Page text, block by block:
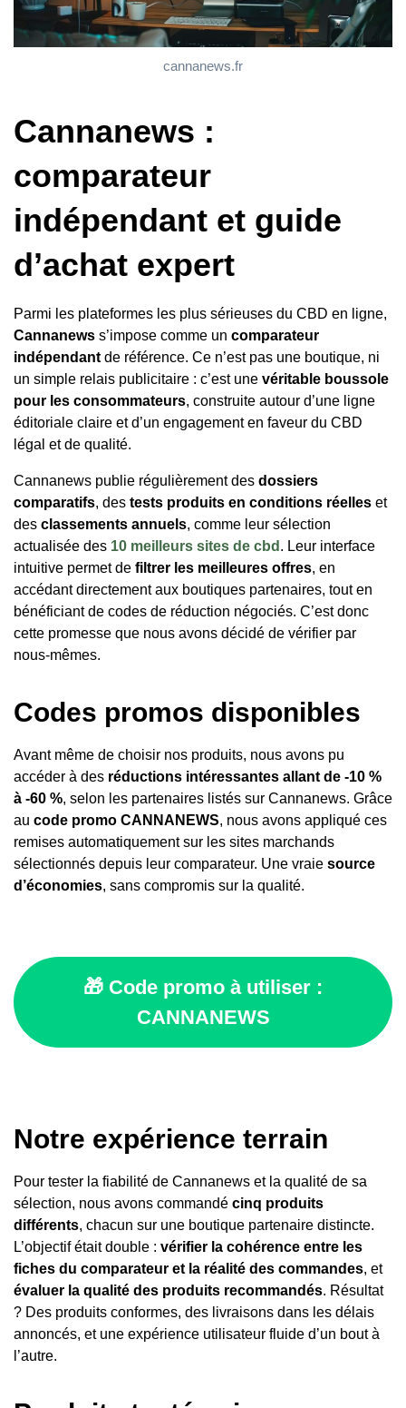
cannanews.fr
Cannanews :
comparateur
indépendant et guide
d’achat expert
Parmi les plateformes les plus sérieuses du CBD en ligne,
Cannanews s’impose comme un comparateur
indépendantde référence. Ce n’est pas une boutique, ni
un simple relais publicitaire : c’est une véritable boussole
pour les consommateurs, construite autour d’une ligne
éditoriale claire et d’un engagement en faveur du CBD
légal et de qualité.
Cannanews publie régulièrement des dossiers
comparatifs, des tests produits en conditions réelles et
des classements annuels, comme leur sélection
actualisée des 10 meilleurs sites de cbd . Leur interface
intuitive permet de filtrer les meilleures offres, en
accédant directement aux boutiques partenaires, tout en
bénéficiant de codes de réduction négociés. C’est donc
cette promesse que nous avons décidé de vérifier par
nous-mêmes.
Codes promos disponibles
Avant même de choisir nos produits, nous avons pu
accéder à des réductions intéressantes allant de -10 %
à -60 %, selon les partenaires listés sur Cannanews. Grâce
au code promo CANNANEWS, nous avons appliqué ces
remises automatiquement sur les sites marchands
sélectionnés depuis leur comparateur. Une vraie source
d’économies, sans compromis sur la qualité.
🎁 Code promo à utiliser :
CANNANEWS
Notre expérience terrain
Pour tester la fiabilité de Cannanews et la qualité de sa
sélection, nous avons commandé cinq produits
différents, chacun sur une boutique partenaire distincte.
L’objectif était double : vérifier la cohérence entre les
fiches du comparateur et la réalité des commandes, et
évaluer la qualité des produits recommandés. Résultat
? Des produits conformes, des livraisons dans les délais
annoncés, et une expérience utilisateur fluide d’un bout à
l’autre.